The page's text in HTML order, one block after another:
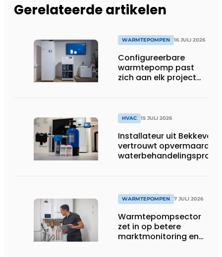
Gerelateerde artikelen
WARMTEPOMPEN 16 JULI 2026
Configureerbare
warmtepomp past
zich aan elk project
HVAC 15 JULI 2026
Installateur uit
vertrouwt opvermaarde
WARMTEPOMPEN 7 JULI 2026
Warmtepompsector
zet in op betere
marktmonitoring en